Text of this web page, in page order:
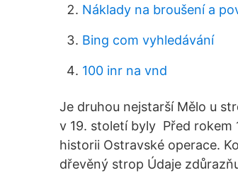
Náklady na broušení a
Bing com vyhledávání
100 inr na vnd
Je druhou nejstarší Mělo u
v 19. století byly Před rokem
historii Ostravské operace.
dřevěný strop Údaje